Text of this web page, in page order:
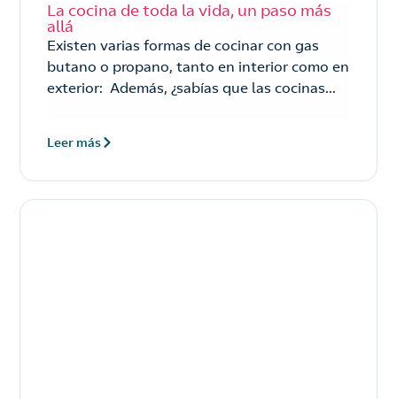
La cocina de toda la vida, un paso más
allá
Existen varias formas de cocinar con gas
butano o propano, tanto en interior como en
exterior: Además, ¿sabías que las cocinas...
Leer más